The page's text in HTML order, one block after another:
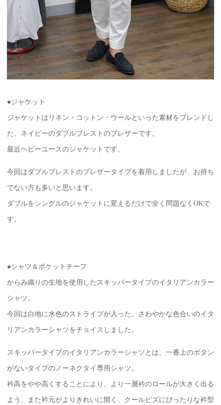
●ジャケット
ジャケットはリネン・コットン・ウールといった素材をブレンドし
た、ネイビーのダブルブレストのブレザーです。
最近ヘビーユースのジャケットです。
今回はダブルブレストのブレザータイプを着用しましたが、お持ち
でない方も多いと思います。
ダブルをシングルのジャケットに変えるだけで全く問題なくOKで
す。
●シャツ＆ポケットチーフ
からみ織りの生地を使用したスキッパータイプのイタリアンカラー
シャツ。
今回は白地に水色のストライプが入った、さわやかな色合いのイタ
リアンカラーシャツをチョイスしました。
スキッパータイプのイタリアンカラーシャツとは、一番上のボタン
がないタイプのノーネクタイ専用シャツ。
衿高をやや高くすることにより、より一層衿のロールが大きく出る
よう、また衿元がよりきれいに開く、クールビズにぴったりな衿型